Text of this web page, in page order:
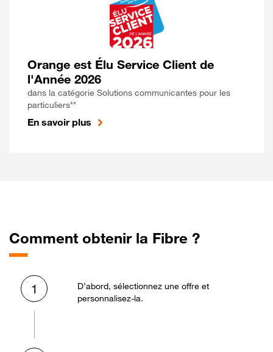
Orange est Élu Service Client de
l'Année 2026
dans la catégorie Solutions communicantes pour les
particuliers**
En savoir plus
Comment obtenir la Fibre ?
1
D’abord, sélectionnez une offre et
personnalisez-la.